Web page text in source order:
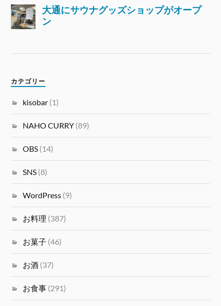
カテゴリー
kisobar (1)
NAHO CURRY (89)
OBS (14)
SNS (8)
WordPress (9)
お料理 (387)
お菓子 (46)
お酒 (37)
お食事 (291)